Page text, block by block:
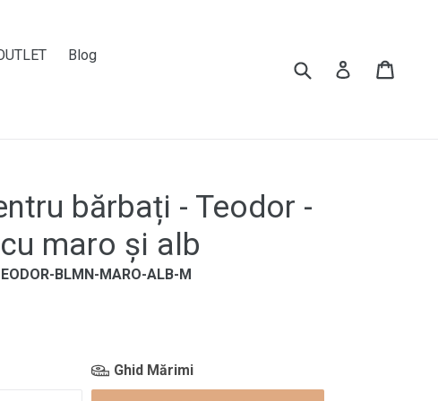
Blog
Submit Log in
bărbați - Teodor -
maro și alb
BLMN-MARO-ALB-M
Ghid Mărimi